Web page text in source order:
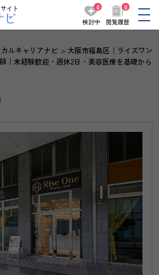
イト
0
検討中
0
閲覧履歴
ルキャリアナビ
大阪市福島区｜ライズワン
｜未経験歓迎・週休2日・美容医療を基礎から